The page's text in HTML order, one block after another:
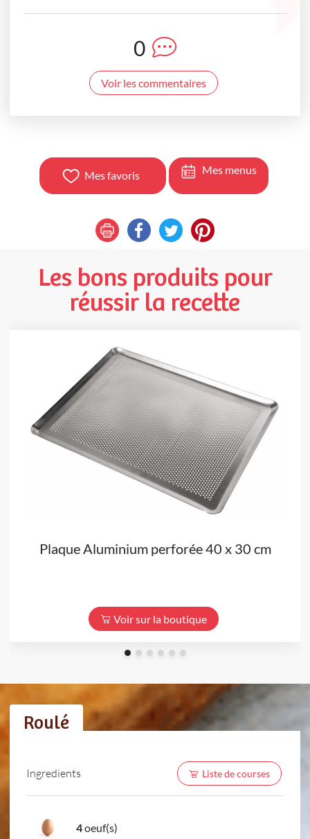
0
Voir les commentaires
Mes favoris Mes menus
Les bons produits pour
réussir la recette
Plaque Aluminium perforée 40 x 30 cm
Voir sur la boutique
Roulé
Ingredients Liste de courses
4oeuf(s)